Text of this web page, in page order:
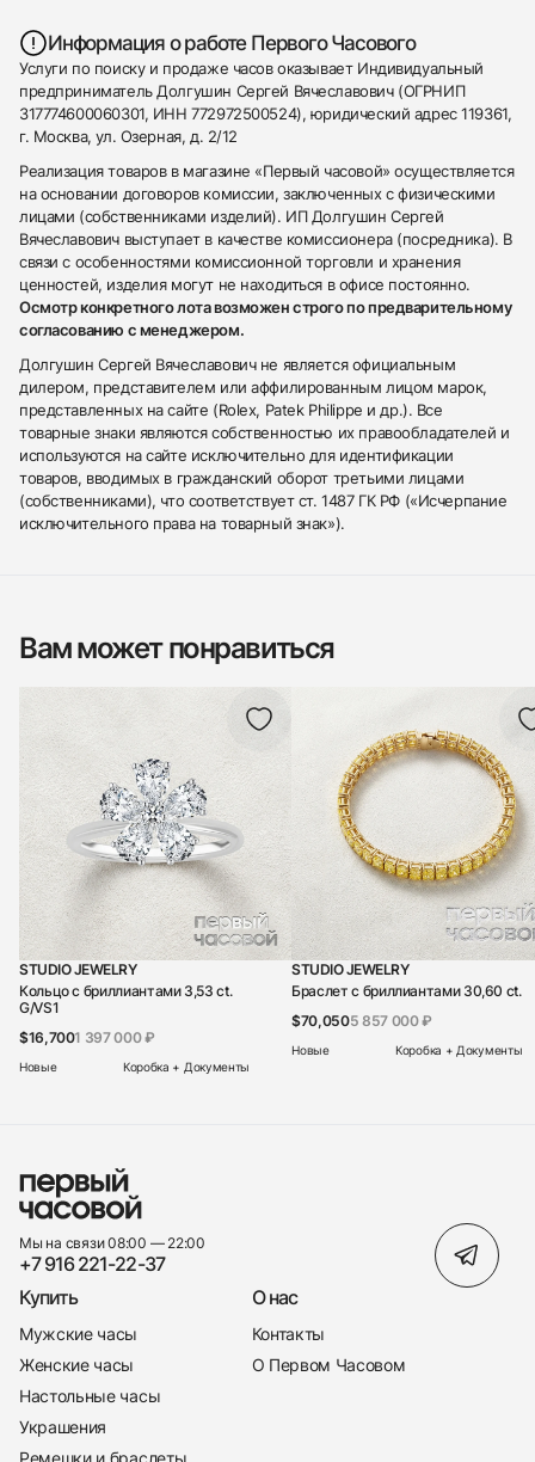
Информация о работе Первого Часового
Услуги по поиску и продаже часов оказывает Индивидуальный
предприниматель Долгушин Сергей Вячеславович (ОГРНИП
317774600060301, ИНН 772972500524), юридический адрес 119361,
г. Москва, ул. Озерная, д. 2/12
Реализация товаров в магазине «Первый часовой» осуществляется
на основании договоров комиссии, заключенных с физическими
лицами (собственниками изделий). ИП Долгушин Сергей
Вячеславович выступает в качестве комиссионера (посредника). В
связи с особенностями комиссионной торговли и хранения
ценностей, изделия могут не находиться в офисе постоянно.
Осмотр конкретного лота возможен строго по предварительному
согласованию с менеджером.
Долгушин Сергей Вячеславович не является официальным
дилером, представителем или аффилированным лицом марок,
представленных на сайте (Rolex, Patek Philippe и др.). Все
товарные знаки являются собственностью их правообладателей и
используются на сайте исключительно для идентификации
товаров, вводимых в гражданский оборот третьими лицами
(собственниками), что соответствует ст. 1487 ГК РФ («Исчерпание
исключительного права на товарный знак»).
Вам может понравиться
STUDIO JEWELRY
Кольцо c бриллиантами 3,53 ct.
G/VS1
$16,7001 397 000 ₽
Новые Коробка + Документы
STUDIO JEWELRY
Браслет с бриллиантами 30,60 ct.
$70,0505 857 000 ₽
Новые Коробка + Документы
Мы на связи 08:00 — 22:00
+7 916 221-22-37
Купить
Мужские часы
Женские часы
Настольные часы
Украшения
Ремешки и браслеты
О нас
Контакты
О Первом Часовом